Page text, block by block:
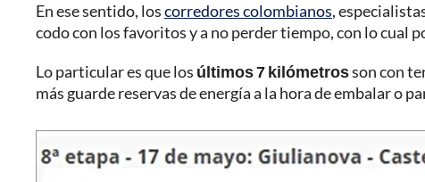
En ese sentido, loscorredores colombianos,
codo con los favoritos y a no perder tiempo, con lo cual
Lo particular es que los últimos 7 kilómetrosson con
más guarde reservas de energía a la hora de embalar o